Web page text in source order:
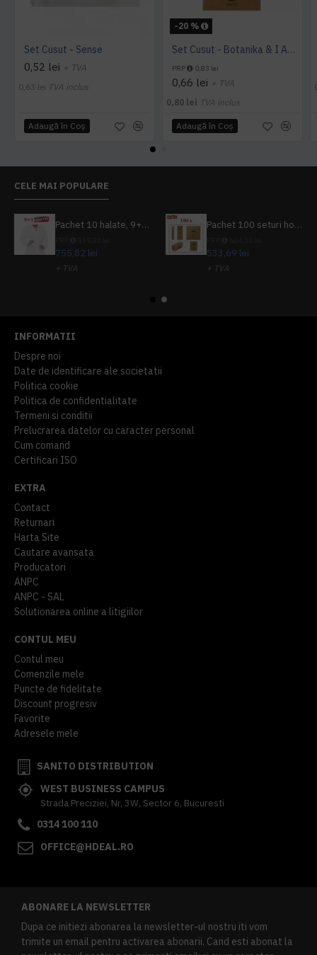
Set Cusut - Sense
0,52 lei + TVA
0,63 lei TVA inclus
Adaugă în Coş
-20 %
Set Cusut - Botanika & I Am You
PRP 0,83 lei
0,66 lei + TVA
0,80 lei TVA inclus
Adaugă în Coş
CELE MAI POPULARE
Pachet 10 halate, 9+1 gratuit
755,82 lei
+ TVA
Pachet 100 seturi hoteliere, set dentar, set barbierit, casca de dus, pila unghii, set cusut
533,69 lei
+ TVA
INFORMATII
Despre noi
Date de identificare ale societatii
Politica cookie
Politica de confidentialitate
Termeni si conditii
Prelucrarea datelor cu caracter personal
Cum comand
Certificari ISO
EXTRA
Contact
Returnari
Harta Site
Cautare avansata
Producatori
ANPC
ANPC - SAL
Solutionarea online a litigiilor
CONTUL MEU
Contul meu
Comenzile mele
Puncte de fidelitate
Discount progresiv
Favorite
Adresele mele
SANITO DISTRIBUTION
WEST BUSINESS CAMPUS
Strada Preciziei, Nr, 3W, Sector 6, Bucuresti
0314 100 110
OFFICE@HDEAL.RO
ABONARE LA NEWSLETTER
Dupa ce initiezi abonarea la newsletter-ul nostru iti vom
trimite un email pentru activarea abonarii. Cand esti abonat la